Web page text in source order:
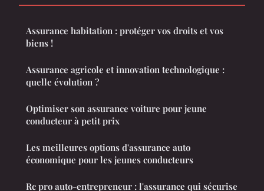
Assurance habitation : protéger vos droits et vos
biens !
Assurance agricole et innovation technologique :
quelle évolution ?
Optimiser son assurance voiture pour jeune
conducteur à petit prix
Les meilleures options d'assurance auto
économique pour les jeunes conducteurs
Rc pro auto-entrepreneur : l'assurance qui sécurise